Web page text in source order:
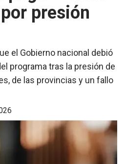
presión
el Gobierno nacional debió
programa tras la presión de
de las provincias y un fallo